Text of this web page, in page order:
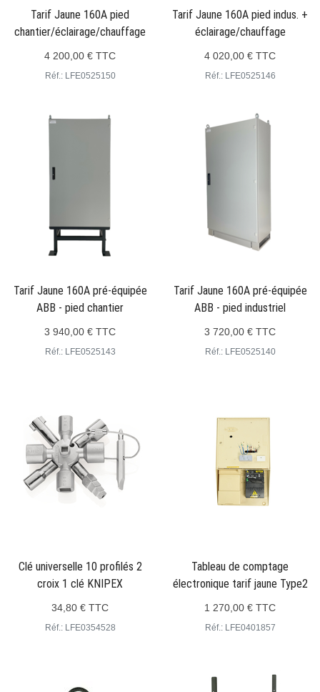
Tarif Jaune 160A pied
chantier/éclairage/chauffage
4 200,00 € TTC
Réf.: LFE0525150
Tarif Jaune 160A pied indus. +
éclairage/chauffage
4 020,00 € TTC
Réf.: LFE0525146
Tarif Jaune 160A pré-équipée
ABB - pied chantier
3 940,00 € TTC
Réf.: LFE0525143
Tarif Jaune 160A pré-équipée
ABB - pied industriel
3 720,00 € TTC
Réf.: LFE0525140
Clé universelle 10 profilés 2
croix 1 clé KNIPEX
34,80 € TTC
Réf.: LFE0354528
Tableau de comptage
électronique tarif jaune Type2
1 270,00 € TTC
Réf.: LFE0401857